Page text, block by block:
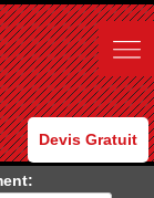
Devis Gratuit